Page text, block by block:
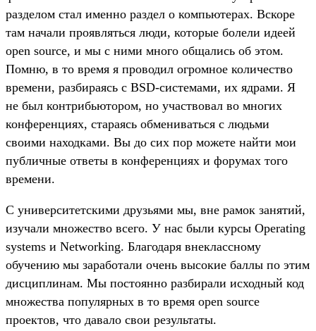
разделом стал именно раздел о компьютерах. Вскоре
там начали проявляться люди, которые болели идеей
open source, и мы с ними много общались об этом.
Помню, в то время я проводил огромное количество
времени, разбираясь с BSD-системами, их ядрами. Я
не был контрибьютором, но участвовал во многих
конференциях, стараясь обмениваться с людьми
своими находками. Вы до сих пор можете найти мои
публичные ответы в конференциях и форумах того
времени.
С университетскими друзьями мы, вне рамок занятий,
изучали множество всего. У нас были курсы Operating
systems и Networking. Благодаря внеклассному
обучению мы заработали очень высокие баллы по этим
дисциплинам. Мы постоянно разбирали исходный код
множества популярных в то время open source
проектов, что давало свои результаты.